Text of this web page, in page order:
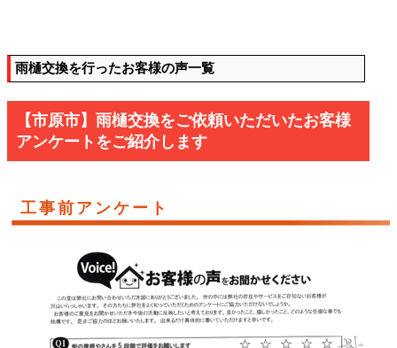
雨樋交換を行ったお客様の声一覧
【市原市】雨樋交換をご依頼いただいたお客様
アンケートをご紹介します
工事前アンケート